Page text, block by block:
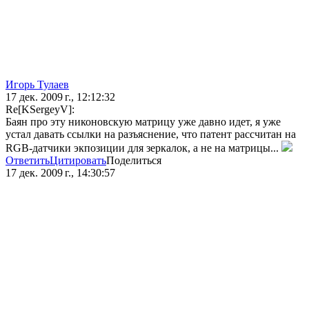
Игорь Тулаев
17 дек. 2009 г., 12:12:32
Re[KSergeyV]:
Баян про эту никоновскую матрицу уже давно идет, я уже
устал давать ссылки на разъяснение, что патент рассчитан на
RGB-датчики экпозиции для зеркалок, а не на матрицы...
ОтветитьЦитироватьПоделиться
17 дек. 2009 г., 14:30:57